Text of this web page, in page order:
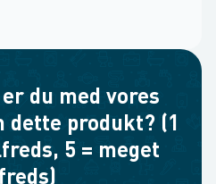
du med vores
dette produkt? (1
5 = meget